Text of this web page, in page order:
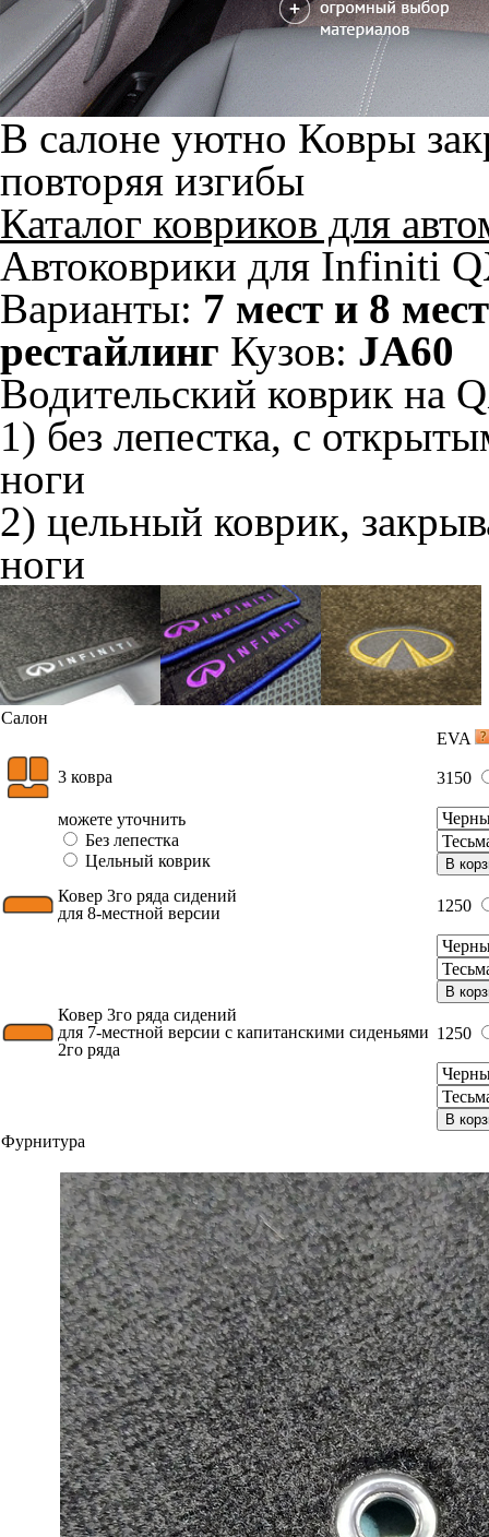
В салоне уютно Ковры
повторяя изгибы
Каталог ковриков для
Автоковрики для Infiniti
Варианты: 7 мест и 8 мест
рестайлинг Кузов: JA60
Водительский коврик на
1) без лепестка, с
ноги
2) цельный коврик,
ноги
Салон
EVA
3 ковра 3150
можете уточнить
Без лепестка
Цельный коврик
В
Ковер 3го ряда сидений
для 8-местной версии
1250
В
Ковер 3го ряда сидений
для 7-местной версии с капитанскими сиденьями
2го ряда
1250
В
Фурнитура